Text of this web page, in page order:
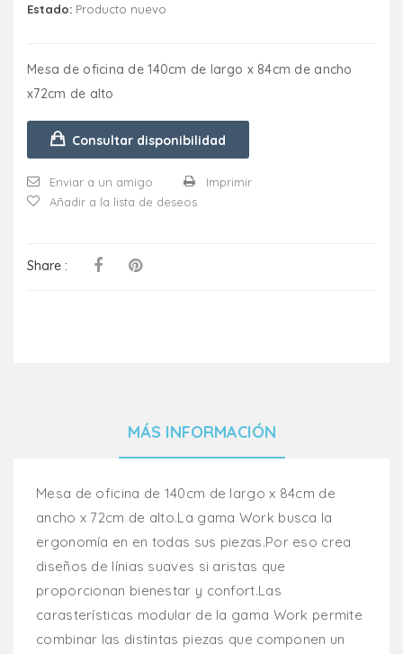
Estado: Producto nuevo
Mesa de oficina de 140cm de largo x 84cm de ancho
x72cm de alto
Consultar disponibilidad
Enviar a un amigo
Imprimir
Añadir a la lista de deseos
Share :
MÁS INFORMACIÓN
Mesa de oficina de 140cm de largo x 84cm de
ancho x 72cm de alto.La gama Work busca la
ergonomía en en todas sus piezas.Por eso crea
diseños de línias suaves si aristas que
proporcionan bienestar y confort.Las
carasterísticas modular de la gama Work permite
combinar las distintas piezas que componen un